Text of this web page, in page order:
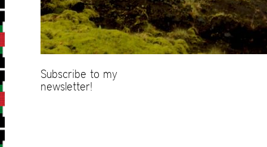
Subscribe to my
newsletter!